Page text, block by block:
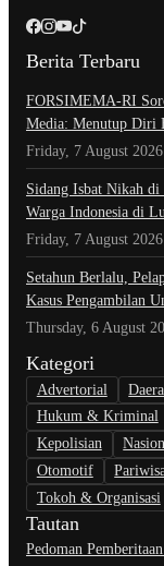
Berita Terbaru
​FORSIMEMA-RI
Media: Menutup Diri
Friday, 7 August 2026
Sidang Isbat Nikah
Warga Indonesia di
Friday, 7 August 2026
Setahun Berlalu,
Kasus Pengambilan
Thursday, 6 August
Kategori
Advertorial
Hukum & Kriminal
Kepolisian
Otomotif
Tokoh & Organisasi
Tautan
Pedoman